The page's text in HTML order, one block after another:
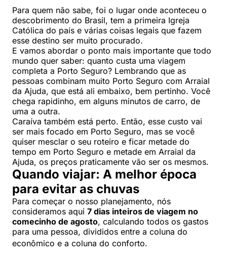
Para quem não sabe, foi o lugar onde aconteceu o
descobrimento do Brasil, tem a primeira Igreja
Católica do país e várias coisas legais que fazem
esse destino ser muito procurado.
E vamos abordar o ponto mais importante que todo
mundo quer saber: quanto custa uma viagem
completa a Porto Seguro? Lembrando que as
pessoas combinam muito Porto Seguro com Arraial
da Ajuda, que está ali embaixo, bem pertinho. Você
chega rapidinho, em alguns minutos de carro, de
uma a outra.
Caraíva também está perto. Então, esse custo vai
ser mais focado em Porto Seguro, mas se você
quiser mesclar o seu roteiro e ficar metade do
tempo em Porto Seguro e metade em Arraial da
Ajuda, os preços praticamente vão ser os mesmos.
Quando viajar: A melhor época
para evitar as chuvas
Para começar o nosso planejamento, nós
consideramos aqui 7 dias inteiros de viagem no
comecinho de agosto, calculando todos os gastos
para uma pessoa, divididos entre a coluna do
econômico e a coluna do conforto.